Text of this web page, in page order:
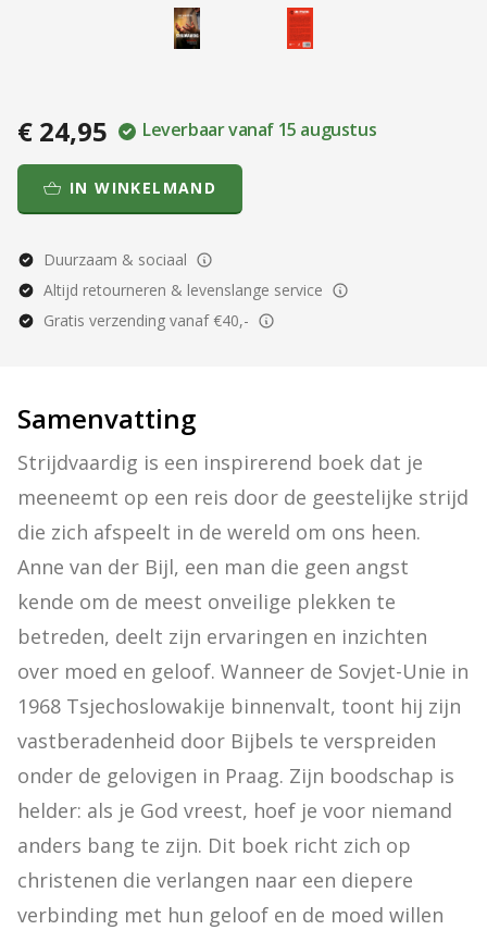
€ 24,95 Leverbaar vanaf 15 augustus
IN WINKELMAND
Duurzaam & sociaal
Altijd retourneren & levenslange service
Gratis verzending vanaf €40,-
Samenvatting
Strijdvaardig is een inspirerend boek dat je
meeneemt op een reis door de geestelijke strijd
die zich afspeelt in de wereld om ons heen.
Anne van der Bijl, een man die geen angst
kende om de meest onveilige plekken te
betreden, deelt zijn ervaringen en inzichten
over moed en geloof. Wanneer de Sovjet-Unie in
1968 Tsjechoslowakije binnenvalt, toont hij zijn
vastberadenheid door Bijbels te verspreiden
onder de gelovigen in Praag. Zijn boodschap is
helder: als je God vreest, hoef je voor niemand
anders bang te zijn. Dit boek richt zich op
christenen die verlangen naar een diepere
verbinding met hun geloof en de moed willen